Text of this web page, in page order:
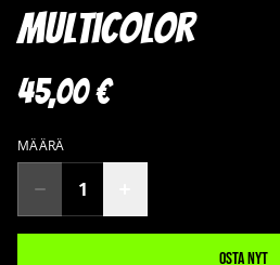
Multicolor
45,00 €
MÄÄRÄ
Osta nyt